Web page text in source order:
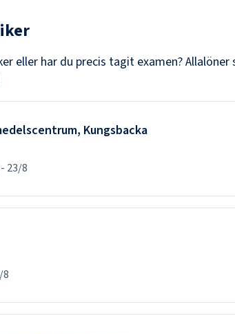
eller har du precis tagit examen?
Kungsbacka
- 23/8
8